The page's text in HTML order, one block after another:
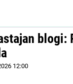
blogi:
12:00